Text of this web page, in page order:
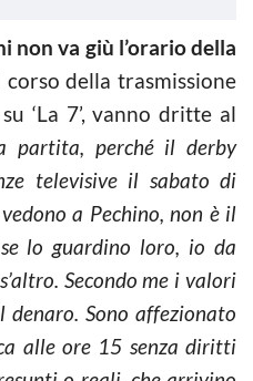
non va giù l’orario della
corso della trasmissione
‘La 7’, vanno dritte al
partita, perché il derby
televisive il sabato di
a Pechino, non è il
lo guardino loro, io da
Secondo me i valori
Sono affezionato
alle ore 15 senza diritti